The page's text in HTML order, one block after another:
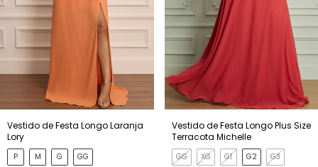
Vestido de Festa Longo Laranja
Lory
P M G GG
Vestido de Festa Longo Plus Size
Terracota Michelle
GG XG G1 G2 G3